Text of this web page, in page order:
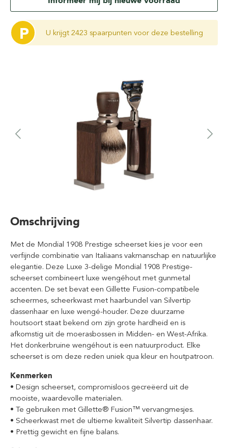
P U krijgt 2423 spaarpunten voor deze bestelling
Omschrijving
Met de Mondial 1908 Prestige scheerset kies je voor een
verfijnde combinatie van Italiaans vakmanschap en natuurlijke
elegantie. Deze Luxe 3-delige Mondial 1908 Prestige-
scheerset combineert luxe wengéhout met gunmetal
accenten. De set bevat een Gillette Fusion-compatibele
scheermes, scheerkwast met haarbundel van Silvertip
dassenhaar en luxe wengé-houder. Deze duurzame
houtsoort staat bekend om zijn grote hardheid en is
afkomstig uit de moerasbossen in Midden- en West-Afrika.
Het donkerbruine wengéhout is een natuurproduct. Elke
scheerset is om deze reden uniek qua kleur en houtpatroon.
Kenmerken
• Design scheerset, compromisloos gecreëerd uit de
mooiste, waardevolle materialen.
• Te gebruiken met Gillette® Fusion™ vervangmesjes.
• Scheerkwast met de ultieme kwaliteit Silvertip dassenhaar.
• Prettig gewicht en fijne balans.